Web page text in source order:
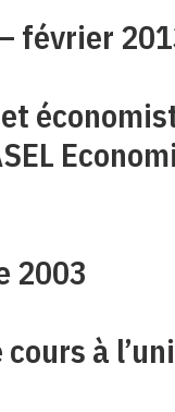
février
2003
cours à